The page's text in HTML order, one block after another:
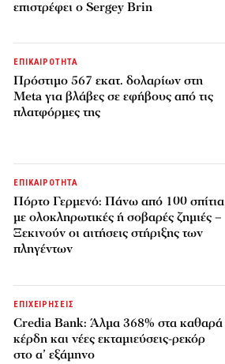
επιστρέφει ο Sergey Brin
ΕΠΙΚΑΙΡΟΤΗΤΑ
Πρόστιμο 567 εκατ. δολαρίων στη
Meta για βλάβες σε εφήβους από τις
πλατφόρμες της
ΕΠΙΚΑΙΡΟΤΗΤΑ
Πόρτο Γερμενό: Πάνω από 100 σπίτια
με ολοκληρωτικές ή σοβαρές ζημιές –
Ξεκινούν οι αιτήσεις στήριξης των
πληγέντων
ΕΠΙΧΕΙΡΗΣΕΙΣ
Credia Bank: Άλμα 368% στα καθαρά
κέρδη και νέες εκταμιεύσεις-ρεκόρ
στο α’ εξάμηνο